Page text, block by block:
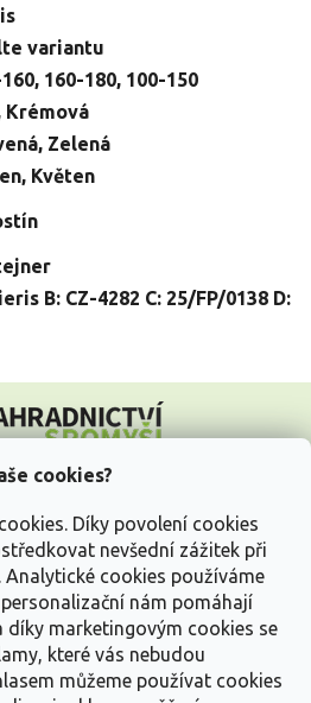
cookies?
Díky povolení cookies
nevšední zážitek při
Analytické cookies používáme
nám pomáhají
díky marketingovým cookies se
které vás nebudou
můžeme používat cookies
variantu
, 160-180, 100-150
Krémová
Zelená
, Květen
B: CZ-4282 C: 25/FP/0138 D: